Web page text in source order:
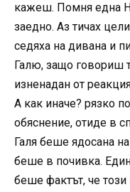
кажеш. Помня една
заедно. Аз тичах
седяха на дивана и
Галю, защо говориш
изненадан от
А как иначе? рязко
обяснение, отиде в
Галя беше ядосана
беше в почивка.
беше фактът, че